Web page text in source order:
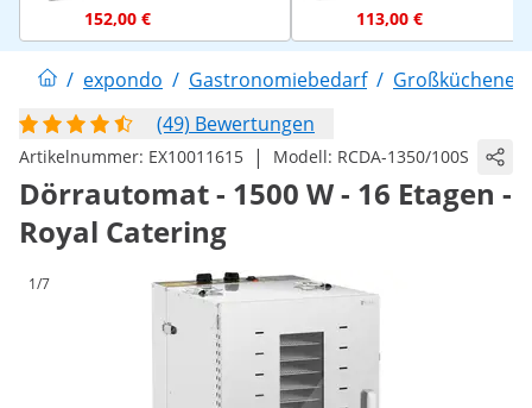
152,00 € 113,00 €
/ expondo / Gastronomiebedarf /
(49) Bewertungen
Artikelnummer: EX10011615 | Modell: RCDA-1350/100S
Dörrautomat - 1500 W - 16 Etagen -
Royal Catering
1/7